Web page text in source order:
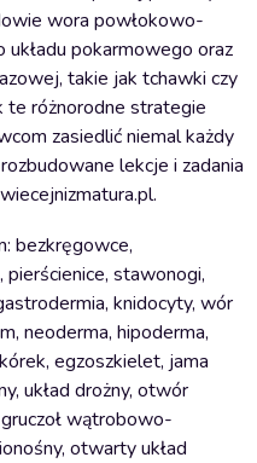
wora powłokowo-
pokarmowego oraz
takie jak tchawki czy
te różnorodne strategie
zasiedlić niemal każdy
lekcje i zadania
bezkręgowce,
pierścienice, stawonogi,
knidocyty, wór
neoderma, hipoderma,
egzoszkielet, jama
układ drożny, otwór
wątrobowo-
otwarty układ